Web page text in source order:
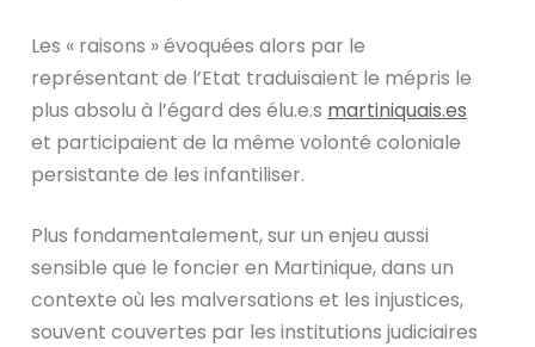
Les « raisons » évoquées alors par le
représentant de l’Etat traduisaient le mépris le
plus absolu à l’égard des élu.e.s martiniquais.es
et participaient de la même volonté coloniale
persistante de les infantiliser.
Plus fondamentalement, sur un enjeu aussi
sensible que le foncier en Martinique, dans un
contexte où les malversations et les injustices,
souvent couvertes par les institutions judiciaires